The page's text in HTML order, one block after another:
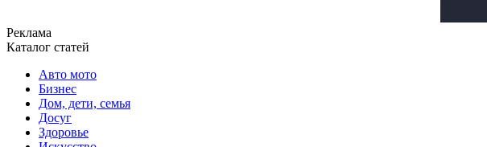
Реклама
Каталог статей
Авто мото
Бизнес
Дом, дети, семья
Досуг
Здоровье